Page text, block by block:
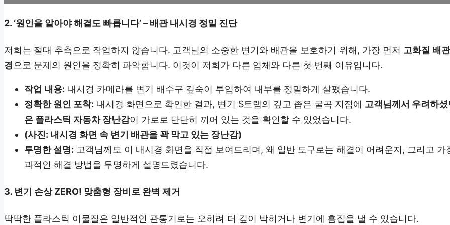
2. ‘원인을 알아야 해결도 빠릅니다’ – 배관 내시경 정밀 진단
저희는 절대 추측으로 작업하지 않습니다. 고객님의 소중한 변기와 배관을 보호하기 위해, 가장 먼저 고화질 배
경 으로 문제의 원인을 정확히 파악합니다. 이것이 저희가 다른 업체와 다른 첫 번째 이유입니다.
작업 내용: 내시경 카메라를 변기 배수구 깊숙이 투입하여 내부를 정밀하게 살폈습니다.
정확한 원인 포착: 내시경 화면으로 확인한 결과, 변기 S트랩의 깊고 좁은 굴곡 지점에 고객님께서 우려하셨
은 플라스틱 자동차 장난감이 가로로 단단히 끼어 있는 것을 확인할 수 있었습니다.
(사진: 내시경 화면 속 변기 배관을 꽉 막고 있는 장난감)
투명한 설명: 고객님께도 이 내시경 화면을 직접 보여드리며, 왜 일반 도구로는 해결이 어려운지, 그리고 가
과적인 해결 방법을 투명하게 설명드렸습니다.
3. 변기 손상 ZERO! 맞춤형 장비로 완벽 제거
딱딱한 플라스틱 이물질은 일반적인 관통기로는 오히려 더 깊이 박히거나 변기에 흠집을 낼 수 있습니다.